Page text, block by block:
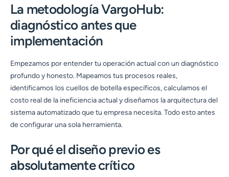
La metodología VargoHub:
diagnóstico antes que
implementación
Empezamos por entender tu operación actual con un diagnóstico
profundo y honesto. Mapeamos tus procesos reales,
identificamos los cuellos de botella específicos, calculamos el
costo real de la ineficiencia actual y diseñamos la arquitectura del
sistema automatizado que tu empresa necesita. Todo esto antes
de configurar una sola herramienta.
Por qué el diseño previo es
absolutamente crítico